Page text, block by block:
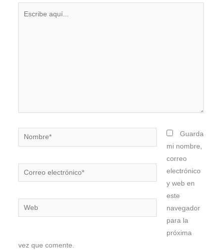
Nombre*
Correo
electrónico*
Web
Guarda
mi nombre,
correo
electrónico
y web en
este
navegador
para la
próxima
vez que comente.